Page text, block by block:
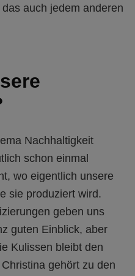
auch jedem anderen
Nachhaltigkeit
schon einmal
wo eigentlich unsere
sie produziert wird.
geben uns
guten Einblick, aber
Kulissen bleibt den
gehört zu den